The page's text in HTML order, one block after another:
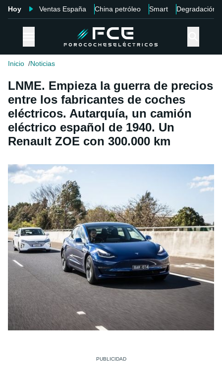
Hoy Ventas España China petróleo Smart Degradación
Inicio Noticias
LNME. Empieza la guerra de precios
entre los fabricantes de coches
eléctricos. Autarquía, un camión
eléctrico español de 1940. Un
Renault ZOE con 300.000 km